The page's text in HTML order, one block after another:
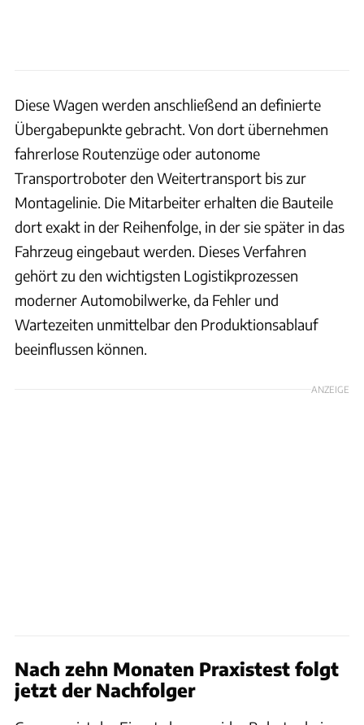
Diese Wagen werden anschließend an definierte
Übergabepunkte gebracht. Von dort übernehmen
fahrerlose Routenzüge oder autonome
Transportroboter den Weitertransport bis zur
Montagelinie. Die Mitarbeiter erhalten die Bauteile
dort exakt in der Reihenfolge, in der sie später in das
Fahrzeug eingebaut werden. Dieses Verfahren
gehört zu den wichtigsten Logistikprozessen
moderner Automobilwerke, da Fehler und
Wartezeiten unmittelbar den Produktionsablauf
beeinflussen können.
ANZEIGE
Nach zehn Monaten Praxistest folgt
jetzt der Nachfolger